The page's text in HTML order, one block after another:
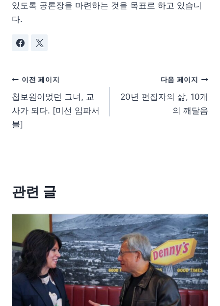
있도록 공론장을 마련하는 것을 목표로 하고 있습니
다.
이전 페이지
첩보원이었던 그녀, 교
사가 되다. [미선 임파서
블]
다음 페이지
20년 편집자의 삶, 10개
의 깨달음
관련 글